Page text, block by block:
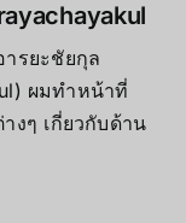
รยะชัยกุล
ผมทำหน้าที่
งๆ เกี่ยวกับด้าน